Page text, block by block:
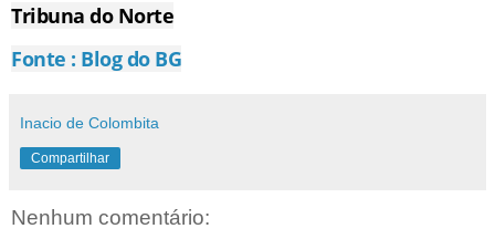
Tribuna do Norte
Fonte : Blog do BG
Inacio de Colombita
Compartilhar
Nenhum comentário: